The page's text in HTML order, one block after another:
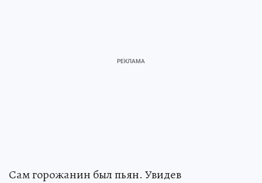
Сам горожанин был пьян. Увидев